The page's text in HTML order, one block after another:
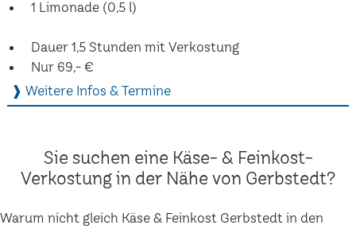
1 Limonade (0,5 l)
Dauer 1,5 Stunden mit Verkostung
Nur 69,- €
❱ Weitere Infos & Termine
Sie suchen eine Käse- & Feinkost-
Verkostung in der Nähe von Gerbstedt?
Warum nicht gleich Käse & Feinkost Gerbstedt in den